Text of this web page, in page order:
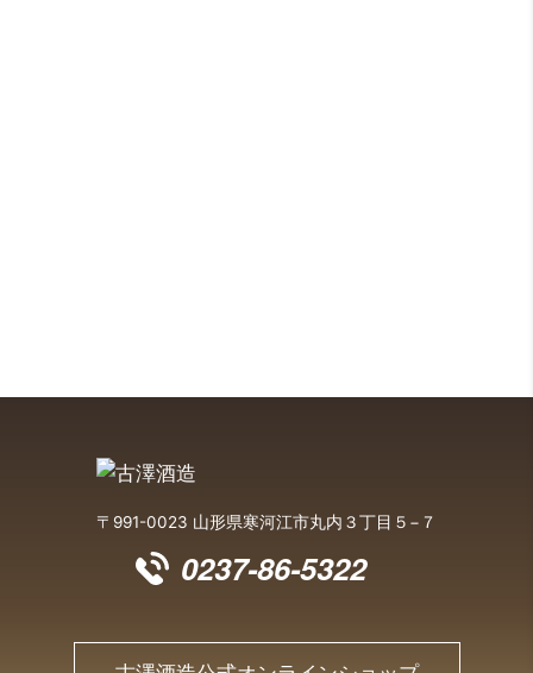
〒991-0023 山形県寒河江市丸内３丁目５−７
0237-86-5322